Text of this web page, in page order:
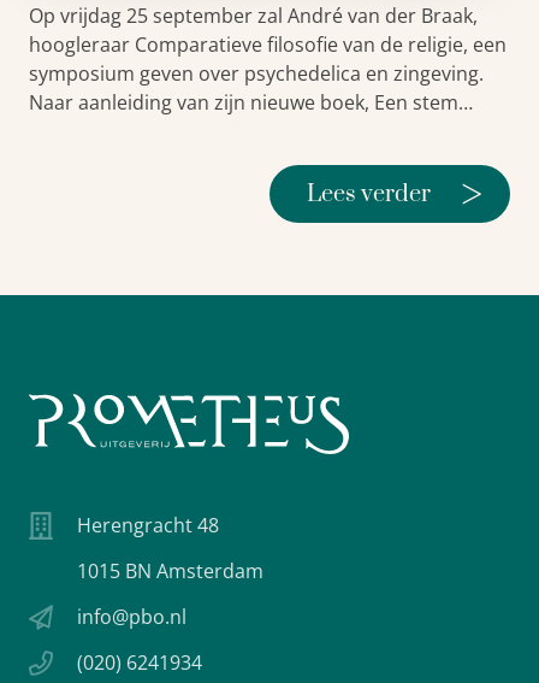
Op vrijdag 25 september zal André van der Braak,
hoogleraar Comparatieve filosofie van de religie, een
symposium geven over psychedelica en zingeving.
Naar aanleiding van zijn nieuwe boek, Een stem…
Lees verder >
Herengracht 48
1015 BN Amsterdam
info@pbo.nl
(020) 6241934